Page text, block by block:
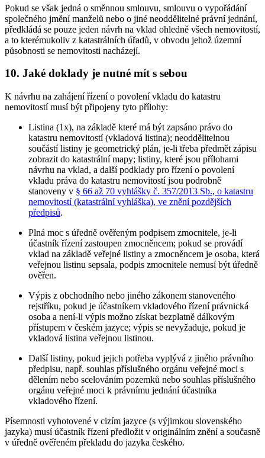
Pokud se však jedná o směnnou smlouvu, smlouvu o vypořádání
společného jmění manželů nebo o jiné neoddělitelné právní jednání,
předkládá se pouze jeden návrh na vklad ohledně všech nemovitostí,
a to kterémukoliv z katastrálních úřadů, v obvodu jehož územní
působnosti se nemovitosti nacházejí.
10. Jaké doklady je nutné mít s sebou
K návrhu na zahájení řízení o povolení vkladu do katastru
nemovitostí musí být připojeny tyto přílohy:
Listina (1x), na základě které má být zapsáno právo do
katastru nemovitostí (vkladová listina); neoddělitelnou
součástí listiny je geometrický plán, je-li třeba předmět zápisu
zobrazit do katastrální mapy; listiny, které jsou přílohami
návrhu na vklad, a další podklady pro řízení o povolení
vkladu práva do katastru nemovitostí jsou podrobně
stanoveny v § 66 až 70 vyhlášky č. 357/2013 Sb., o katastru
nemovitostí (katastrální vyhláška), ve znění pozdějších
předpisů.
Plná moc s úředně ověřeným podpisem zmocnitele, je-li
účastník řízení zastoupen zmocněncem; pokud se provádí
vklad na základě veřejné listiny a zmocněncem je osoba, která
veřejnou listinu sepsala, podpis zmocnitele nemusí být úředně
ověřen.
Výpis z obchodního nebo jiného zákonem stanoveného
rejstříku, pokud je účastníkem vkladového řízení právnická
osoba a není-li výpis možno získat bezplatně dálkovým
přístupem v českém jazyce; výpis se nevyžaduje, pokud je
vkladová listina veřejnou listinou.
Další listiny, pokud jejich potřeba vyplývá z jiného právního
předpisu, např. souhlas příslušného orgánu veřejné moci s
dělením nebo scelováním pozemků nebo souhlas příslušného
orgánu veřejné moci k právnímu jednání účastníka
vkladového řízení.
Písemnosti vyhotovené v cizím jazyce (s výjimkou slovenského
jazyka) musí účastník řízení předložit v originálním znění a současně
v úředně ověřeném překladu do jazyka českého.